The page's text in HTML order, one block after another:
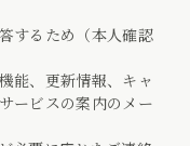
するため（本人確認
能、更新情報、キャ
ービスの案内のメー